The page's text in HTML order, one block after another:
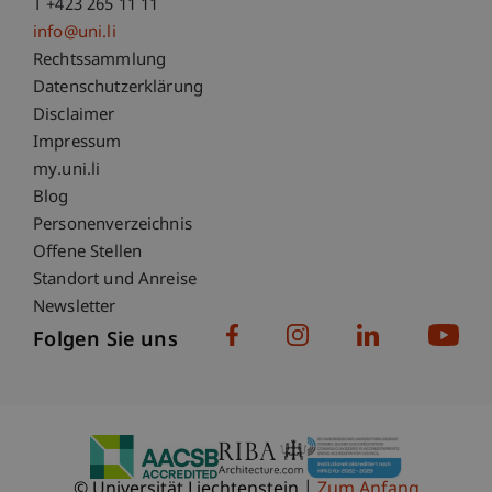
T +423 265 11 11
info@uni.li
Fußzeile Rechtliche Hinweise
Rechtssammlung
Datenschutzerklärung
Disclaimer
Impressum
Fußzeile Subdomain-Verzeichnis
my.uni.li
Blog
Personenverzeichnis
Offene Stellen
Standort und Anreise
Newsletter
Folgen Sie uns